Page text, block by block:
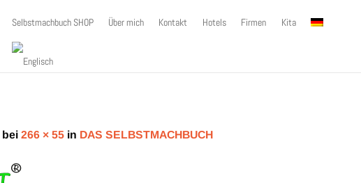
Selbstmachbuch SHOP Über mich Kontakt Hotels Firmen
Kita
bei 266 × 55 in DAS SELBSTMACHBUCH